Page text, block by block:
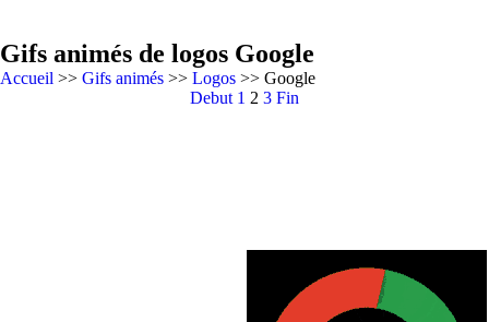
Gifs animés de logos Google
Accueil >> Gifs animés >> Logos >> Google
Debut 1 2 3 Fin